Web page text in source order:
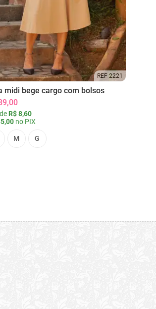
REF 2221
midi bege cargo com bolsos
R$ 8,60
no PIX
M G